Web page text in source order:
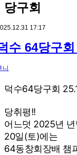
당구회
17:17
수 64당구
니
덕수64당구회
당취평!!
어느덧 2025년
20일(토)에는
64동창회장배 챔